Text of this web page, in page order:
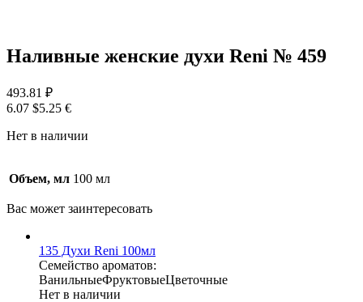
Наливные женские духи Reni № 459
493.81 ₽
6.07 $5.25 €
Нет в наличии
Объем, мл 100 мл
Вас может заинтересовать
135 Духи Reni 100мл
Семейство ароматов:
ВанильныеФруктовыеЦветочные
Нет в наличии